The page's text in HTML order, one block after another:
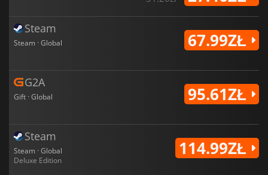
Steam
Steam · Global 67.99ZŁ
G2A
Gift · Global 95.61ZŁ
Steam
Steam · Global
Deluxe Edition
114.99ZŁ